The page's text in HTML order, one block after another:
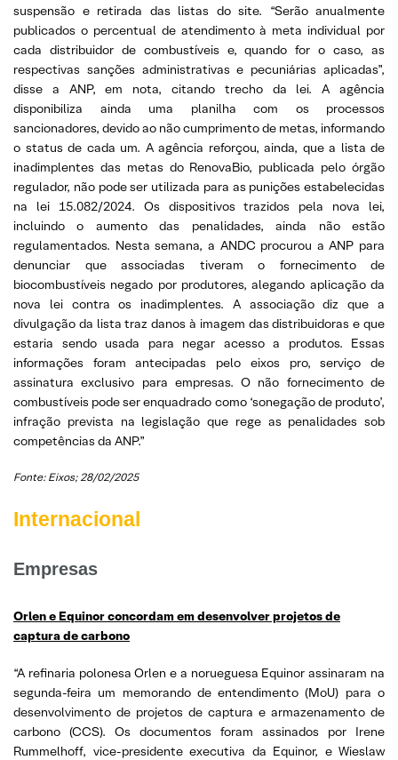
suspensão e retirada das listas do site. “Serão anualmente
publicados o percentual de atendimento à meta individual por
cada distribuidor de combustíveis e, quando for o caso, as
respectivas sanções administrativas e pecuniárias aplicadas”,
disse a ANP, em nota, citando trecho da lei. A agência
disponibiliza ainda uma planilha com os processos
sancionadores, devido ao não cumprimento de metas, informando
o status de cada um. A agência reforçou, ainda, que a lista de
inadimplentes das metas do RenovaBio, publicada pelo órgão
regulador, não pode ser utilizada para as punições estabelecidas
na lei 15.082/2024. Os dispositivos trazidos pela nova lei,
incluindo o aumento das penalidades, ainda não estão
regulamentados. Nesta semana, a ANDC procurou a ANP para
denunciar que associadas tiveram o fornecimento de
biocombustíveis negado por produtores, alegando aplicação da
nova lei contra os inadimplentes. A associação diz que a
divulgação da lista traz danos à imagem das distribuidoras e que
estaria sendo usada para negar acesso a produtos. Essas
informações foram antecipadas pelo eixos pro, serviço de
assinatura exclusivo para empresas. O não fornecimento de
combustíveis pode ser enquadrado como ‘sonegação de produto’,
infração prevista na legislação que rege as penalidades sob
competências da ANP.”
Fonte: Eixos; 28/02/2025
Internacional
Empresas
Orlen e Equinor concordam em desenvolver projetos de
captura de carbono
“A refinaria polonesa Orlen e a norueguesa Equinor assinaram na
segunda-feira um memorando de entendimento (MoU) para o
desenvolvimento de projetos de captura e armazenamento de
carbono (CCS). Os documentos foram assinados por Irene
Rummelhoff, vice-presidente executiva da Equinor, e Wieslaw